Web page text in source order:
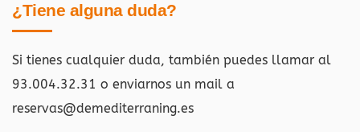
¿Tiene alguna duda?
Si tienes cualquier duda, también puedes llamar al
93.004.32.31 o enviarnos un mail a
reservas@demediterraning.es